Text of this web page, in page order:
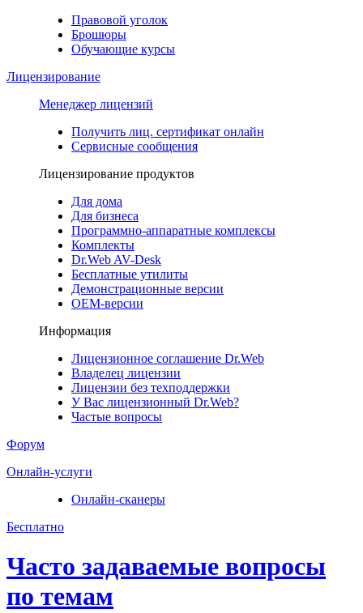
Правовой уголок
Брошюры
Обучающие курсы
Лицензирование
Менеджер лицензий
Получить лиц. сертификат онлайн
Сервисные сообщения
Лицензирование продуктов
Для дома
Для бизнеса
Программно-аппаратные комплексы
Комплекты
Dr.Web AV-Desk
Бесплатные утилиты
Демонстрационные версии
ОЕМ-версии
Информация
Лицензионное соглашение Dr.Web
Владелец лицензии
Лицензии без техподдержки
У Вас лицензионный Dr.Web?
Частые вопросы
Форум
Онлайн-услуги
Онлайн-сканеры
Бесплатно
Часто задаваемые вопросы
по темам